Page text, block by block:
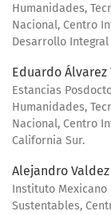
Humanidades,
Nacional, Centro
Desarrollo
Eduardo Álvarez
Estancias
Humanidades,
Nacional, Centro
California Sur.
Alejandro
Instituto Mexicano
Sustentables,